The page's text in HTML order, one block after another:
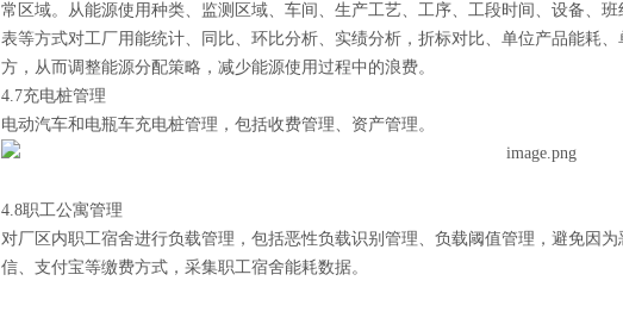
常区域。从能源使用种类、监测区域、车间、生产工艺、工序、工段时间、设备、
表等方式对工厂用能统计、同比、环比分析、实绩分析，折标对比、单位产品能耗
方，从而调整能源分配策略，减少能源使用过程中的浪费。
4.7充电桩管理
电动汽车和电瓶车充电桩管理，包括收费管理、资产管理。
4.8职工公寓管理
对厂区内职工宿舍进行负载管理，包括恶性负载识别管理、负载阈值管理，避免因
信、支付宝等缴费方式，采集职工宿舍能耗数据。